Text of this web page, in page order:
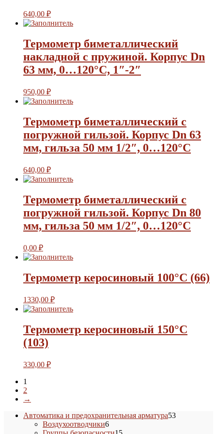
640,00 ₽
Термометр биметаллический
накладной с пружиной. Корпус Dn
63 мм, 0…120°С, 1″-2″
950,00 ₽
Термометр биметаллический с
погружной гильзой. Корпус Dn 63
мм, гильза 50 мм 1/2″, 0…120°С
640,00 ₽
Термометр биметаллический с
погружной гильзой. Корпус Dn 80
мм, гильза 50 мм 1/2″, 0…120°С
0,00 ₽
Термометр керосиновый 100°C (66)
1330,00 ₽
Термометр керосиновый 150°C
(103)
330,00 ₽
1
2
→
Автоматика и предохранительная арматура5353
Воздухоотводчики66
товаров
15